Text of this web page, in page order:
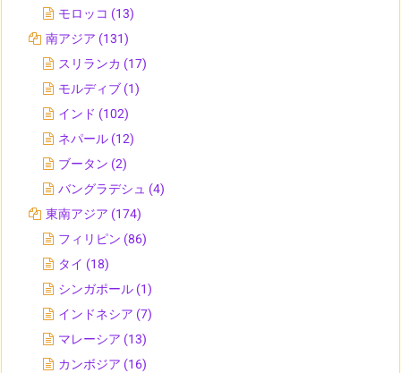
モロッコ (13)
南アジア (131)
スリランカ (17)
モルディブ (1)
インド (102)
ネパール (12)
ブータン (2)
バングラデシュ (4)
東南アジア (174)
フィリピン (86)
タイ (18)
シンガポール (1)
インドネシア (7)
マレーシア (13)
カンボジア (16)